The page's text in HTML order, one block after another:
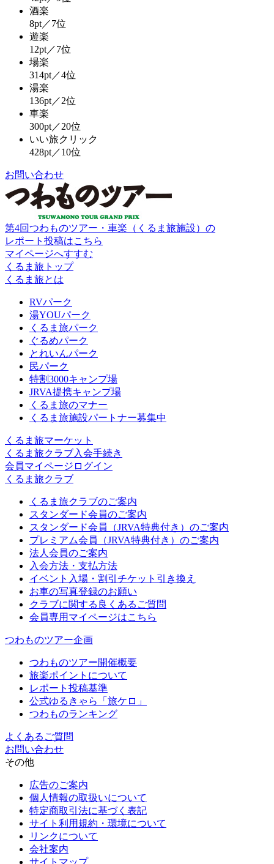
酒楽
8pt／7位
遊楽
12pt／7位
場楽
314pt／4位
湯楽
136pt／2位
車楽
300pt／20位
いい旅クリック
428pt／10位
お問い合わせ
第4回つわものツアー・車楽（くるま旅施設）の
レポート投稿はこちら
マイページへすすむ
くるま旅トップ
くるま旅とは
RVパーク
湯YOUパーク
くるま旅パーク
ぐるめパーク
とれいんパーク
民パーク
特割3000キャンプ場
JRVA提携キャンプ場
くるま旅のマナー
くるま旅施設パートナー募集中
くるま旅マーケット
くるま旅クラブ入会手続き
会員マイページログイン
くるま旅クラブ
くるま旅クラブのご案内
スタンダード会員のご案内
スタンダード会員（JRVA特典付き）のご案内
プレミアム会員（JRVA特典付き）のご案内
法人会員のご案内
入会方法・支払方法
イベント入場・割引チケット引き換え
お車の写真登録のお願い
クラブに関する良くあるご質問
会員専用マイページはこちら
つわものツアー企画
つわものツアー開催概要
旅楽ポイントについて
レポート投稿基準
公式ゆるきゃら「旅ケロ」
つわものランキング
よくあるご質問
お問い合わせ
その他
広告のご案内
個人情報の取扱いについて
特定商取引法に基づく表記
サイト利用規約・環境について
リンクについて
会社案内